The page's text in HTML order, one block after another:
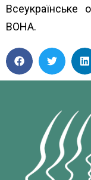
Всеукраїнське
ВОНА.